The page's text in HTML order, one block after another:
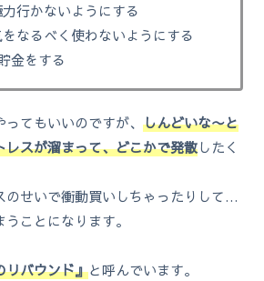
行かないようにする
なるべく使わないようにする
金をする
てもいいのですが、 しんどいな〜と
レスが溜まって、どこかで発散したく
のせいで衝動買いしちゃったりして…
ことになります。
リバウンド』と呼んでいます。